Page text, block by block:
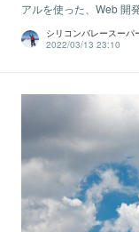
アルを使った、Web 開
シリコンバレースーパ
2022/03/13 23:10